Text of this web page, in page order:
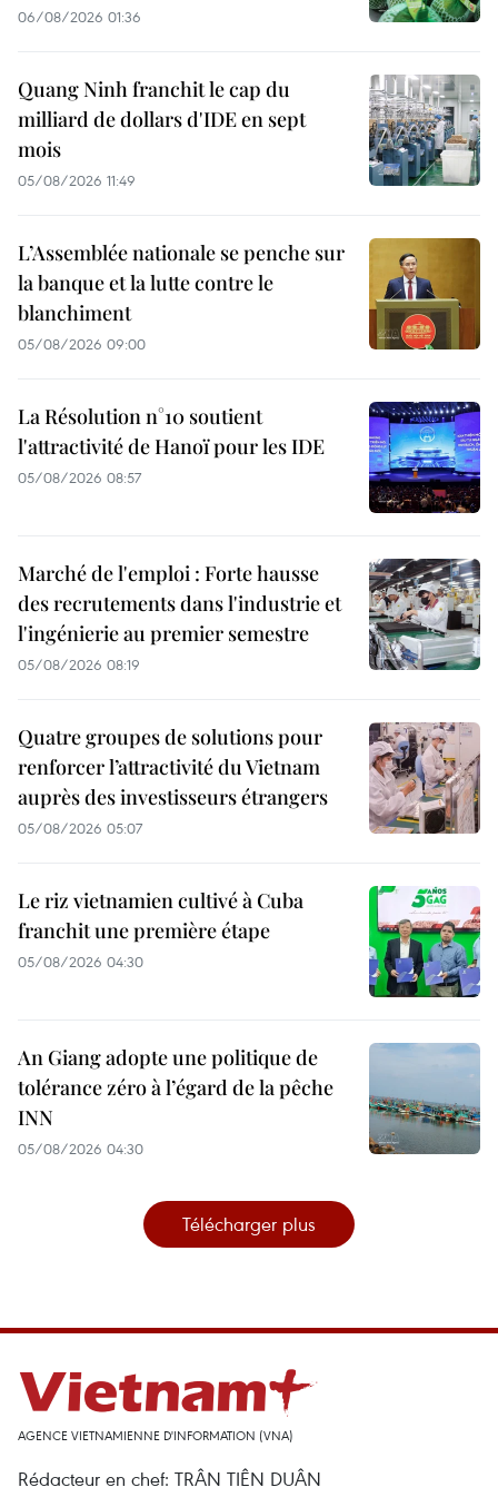
06/08/2026 01:36
Quang Ninh franchit le cap du
milliard de dollars d'IDE en sept
mois
05/08/2026 11:49
L’Assemblée nationale se penche sur
la banque et la lutte contre le
blanchiment
05/08/2026 09:00
La Résolution n°10 soutient
l'attractivité de Hanoï pour les IDE
05/08/2026 08:57
Marché de l'emploi : Forte hausse
des recrutements dans l'industrie et
l'ingénierie au premier semestre
05/08/2026 08:19
Quatre groupes de solutions pour
renforcer l’attractivité du Vietnam
auprès des investisseurs étrangers
05/08/2026 05:07
Le riz vietnamien cultivé à Cuba
franchit une première étape
05/08/2026 04:30
An Giang adopte une politique de
tolérance zéro à l’égard de la pêche
INN
05/08/2026 04:30
Télécharger plus
AGENCE VIETNAMIENNE D'INFORMATION (VNA)
Rédacteur en chef: TRÂN TIÊN DUÂN